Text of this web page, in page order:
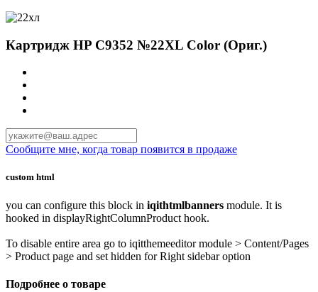
Картридж HP C9352 №22XL Color (Ориг.)
Сообщите мне, когда товар появится в продаже
custom html
you can configure this block in iqithtmlbanners module. It is
hooked in displayRightColumnProduct hook.
To disable entire area go to iqitthemeeditor module > Content/Pages
> Product page and set hidden for Right sidebar option
Подробнее о товаре